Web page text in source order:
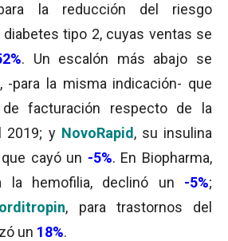
la reducción del riesgo
tipo 2, cuyas ventas se
. Un escalón más abajo se
, -para la misma indicación- que
de facturación respecto de la
2019; y NovoRapid , su insulina
cayó un -5%. En Biopharma,
la hemofilia, declinó un -5%;
, para trastornos del
un 18%.